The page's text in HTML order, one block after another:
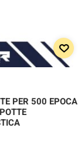
PER 500 EPOCA